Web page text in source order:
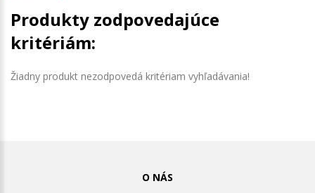
Produkty zodpovedajúce
kritériám:
Žiadny produkt nezodpovedá kritériam vyhľadávania!
O NÁS